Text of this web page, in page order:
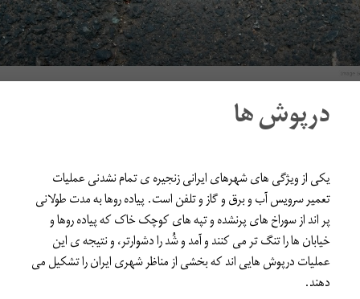
درپوش ها
یکی از ویژگی های شهرهای ایرانی زنجیره ی تمام نشدنی عملیات
تعمیر سرویس آب و برق و گاز و تلفن است. پیاده روها به مدت طولانی
پر اند از سوراخ های پرنشده و تپه های کوچک خاک که پیاده روها و
خیابان ها را تنگ تر می کنند و آمد و شُد را دشوارتر، و نتیجه ی این
عملیات درپوش هایی اند که بخشی از مناظر شهری ایران را تشکیل می
دهند.